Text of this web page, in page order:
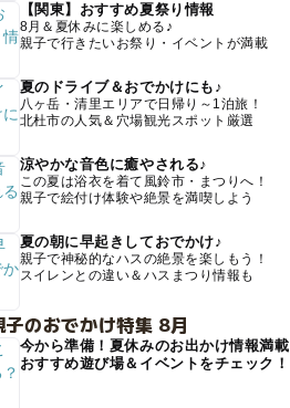
【関東】おすすめ夏祭り情報
8月＆夏休みに楽しめる♪
親子で行きたいお祭り・イベントが満載
夏のドライブ＆おでかけにも♪
八ヶ岳・清里エリアで日帰り～1泊旅！
北杜市の人気＆穴場観光スポット厳選
涼やかな音色に癒やされる♪
この夏は浴衣を着て風鈴市・まつりへ！
親子で絵付け体験や絶景を満喫しよう
夏の朝に早起きしておでかけ♪
親子で神秘的なハスの絶景を楽しもう！
スイレンとの違い＆ハスまつり情報も
のおでかけ特集 8月
今から準備！夏休みのお出かけ情報満載
おすすめ遊び場＆イベントをチェック！